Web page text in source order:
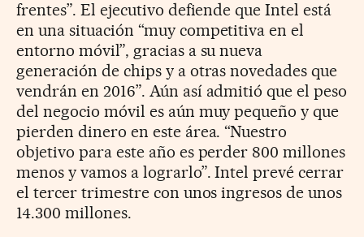
frentes”. El ejecutivo defiende que Intel está
en una situación “muy competitiva en el
entorno móvil”, gracias a su nueva
generación de chips y a otras novedades que
vendrán en 2016”. Aún así admitió que el peso
del negocio móvil es aún muy pequeño y que
pierden dinero en este área. “Nuestro
objetivo para este año es perder 800 millones
menos y vamos a lograrlo”. Intel prevé cerrar
el tercer trimestre con unos ingresos de unos
14.300 millones.